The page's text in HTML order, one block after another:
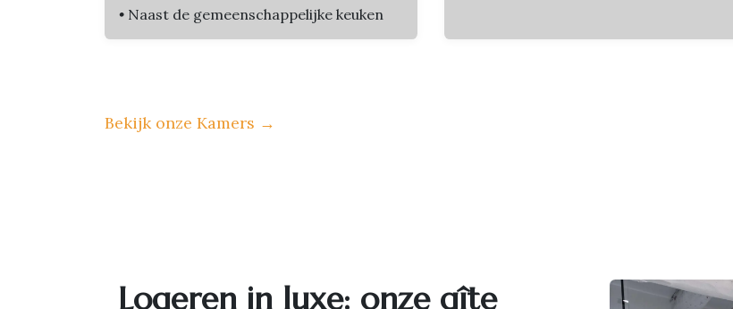
• Naast de gemeenschappelijke keuken
Bekijk onze Kamers →
Logeren in luxe: onze gîte